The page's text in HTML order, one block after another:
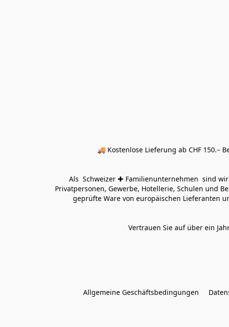
🚚 Kostenlose Lieferung ab CHF 150.–
Als  Schweizer ✚ Familienunternehmen  sind
Privatpersonen, Gewerbe, Hotellerie, Schulen und
geprüfte Ware von europäischen Lieferanten
Vertrauen Sie auf über ein
Allgemeine Geschäftsbedingungen